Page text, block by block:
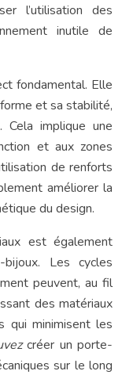
l’utilisation des
inutile de
fondamental. Elle
et sa stabilité,
Cela implique une
et aux zones
de renforts
améliorer la
du design.
est également
Les cycles
peuvent, au fil
des matériaux
qui minimisent les
créer un porte-
sur le long